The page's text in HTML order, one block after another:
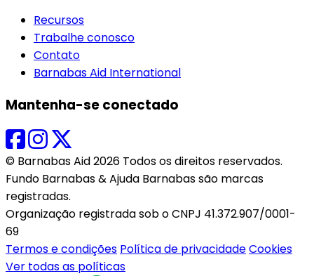
Recursos
Trabalhe conosco
Contato
Barnabas Aid International
Mantenha-se conectado
© Barnabas Aid 2026 Todos os direitos reservados.
Fundo Barnabas & Ajuda Barnabas são marcas
registradas.
Organização registrada sob o CNPJ 41.372.907/0001-
69
Termos e condições Política de privacidadeCookies
Ver todas as políticas